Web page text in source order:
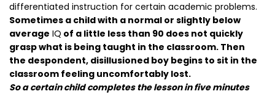
differentiated instruction for certain academic problems.
Sometimes a child with a normal or slightly below
average IQ of a little less than 90 does not quickly
grasp what is being taught in the classroom. Then
the despondent, disillusioned boy begins to sit in the
classroom feeling uncomfortably lost.
So a certain child completes the lesson in five minutes